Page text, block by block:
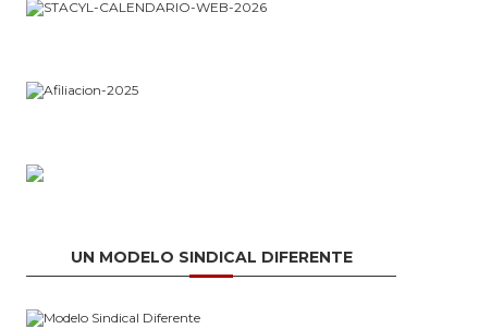
UN MODELO SINDICAL DIFERENTE